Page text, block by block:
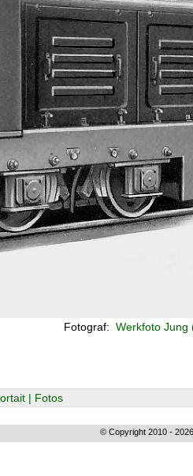
Fotograf: Werkfoto Jung
| Fotos
© Copyright 2010 -